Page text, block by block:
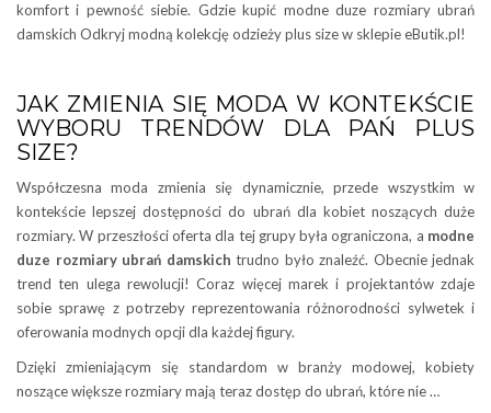
komfort i pewność siebie. Gdzie kupić modne duze rozmiary ubrań
damskich Odkryj modną kolekcję odzieży plus size w sklepie eButik.pl!
JAK ZMIENIA SIĘ MODA W KONTEKŚCIE
WYBORU TRENDÓW DLA PAŃ PLUS
SIZE?
Współczesna moda zmienia się dynamicznie, przede wszystkim w
kontekście lepszej dostępności do ubrań dla kobiet noszących duże
rozmiary. W przeszłości oferta dla tej grupy była ograniczona, a modne
duze rozmiary ubrań damskich trudno było znaleźć. Obecnie jednak
trend ten ulega rewolucji! Coraz więcej marek i projektantów zdaje
sobie sprawę z potrzeby reprezentowania różnorodności sylwetek i
oferowania modnych opcji dla każdej figury.
Dzięki zmieniającym się standardom w branży modowej, kobiety
noszące większe rozmiary mają teraz dostęp do ubrań, które nie …